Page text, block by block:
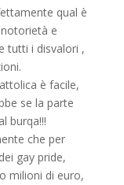
qual è
e
tutti i disvalori ,
è facile,
se la parte
burqa!!!
che per
gay pride,
milioni di euro,